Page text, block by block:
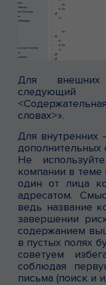
Для внешних
следующий
словах>».
Для внутренних
дополнительных
Не
компании в теме
один от лица
адресатом.
ведь название
завершении
содержанием
в пустых полях
советуем
соблюдая
письма (поиск и